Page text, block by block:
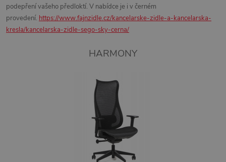
podepření vašeho předloktí. V nabídce je i v černém
provedení. https://www.fajnzidle.cz/kancelarske-zidle-a-kancelarska-
kresla/kancelarska-zidle-sego-sky-cerna/
HARMONY